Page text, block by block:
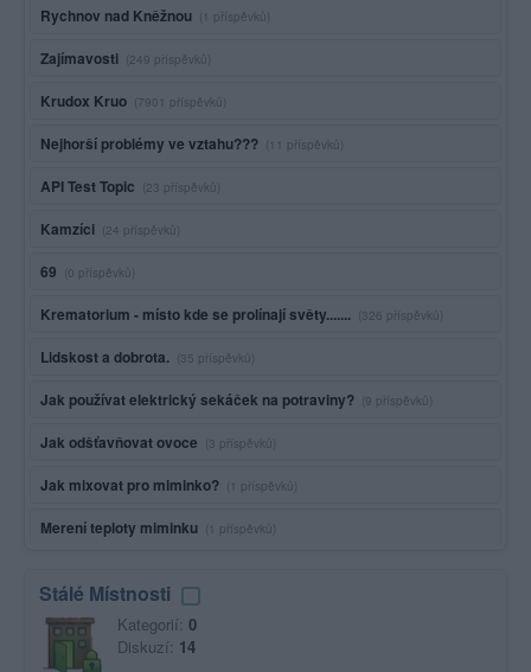
Rychnov nad Kněžnou (1 příspěvků)
Zajímavosti (249 příspěvků)
Krudox Kruo (7901 příspěvků)
Nejhorší problémy ve vztahu??? (11 příspěvků)
API Test Topic (23 příspěvků)
Kamzíci (24 příspěvků)
69 (0 příspěvků)
Krematorium - místo kde se prolínají světy....... (326 příspěvků)
Lidskost a dobrota. (35 příspěvků)
Jak používat elektrický sekáček na potraviny? (9 příspěvků)
Jak odšťavňovat ovoce (3 příspěvků)
Jak mixovat pro miminko? (1 příspěvků)
Merení teploty miminku (1 příspěvků)
Stálé Místnosti
Kategorií: 0
Diskuzí: 14